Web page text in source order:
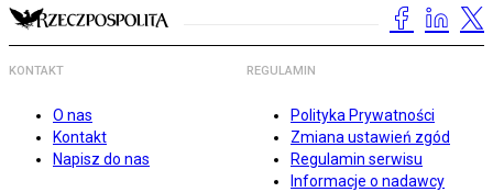
KONTAKT
O nas
Kontakt
Napisz do nas
REGULAMIN
Polityka Prywatności
Zmiana ustawień zgód
Regulamin serwisu
Informacje o nadawcy